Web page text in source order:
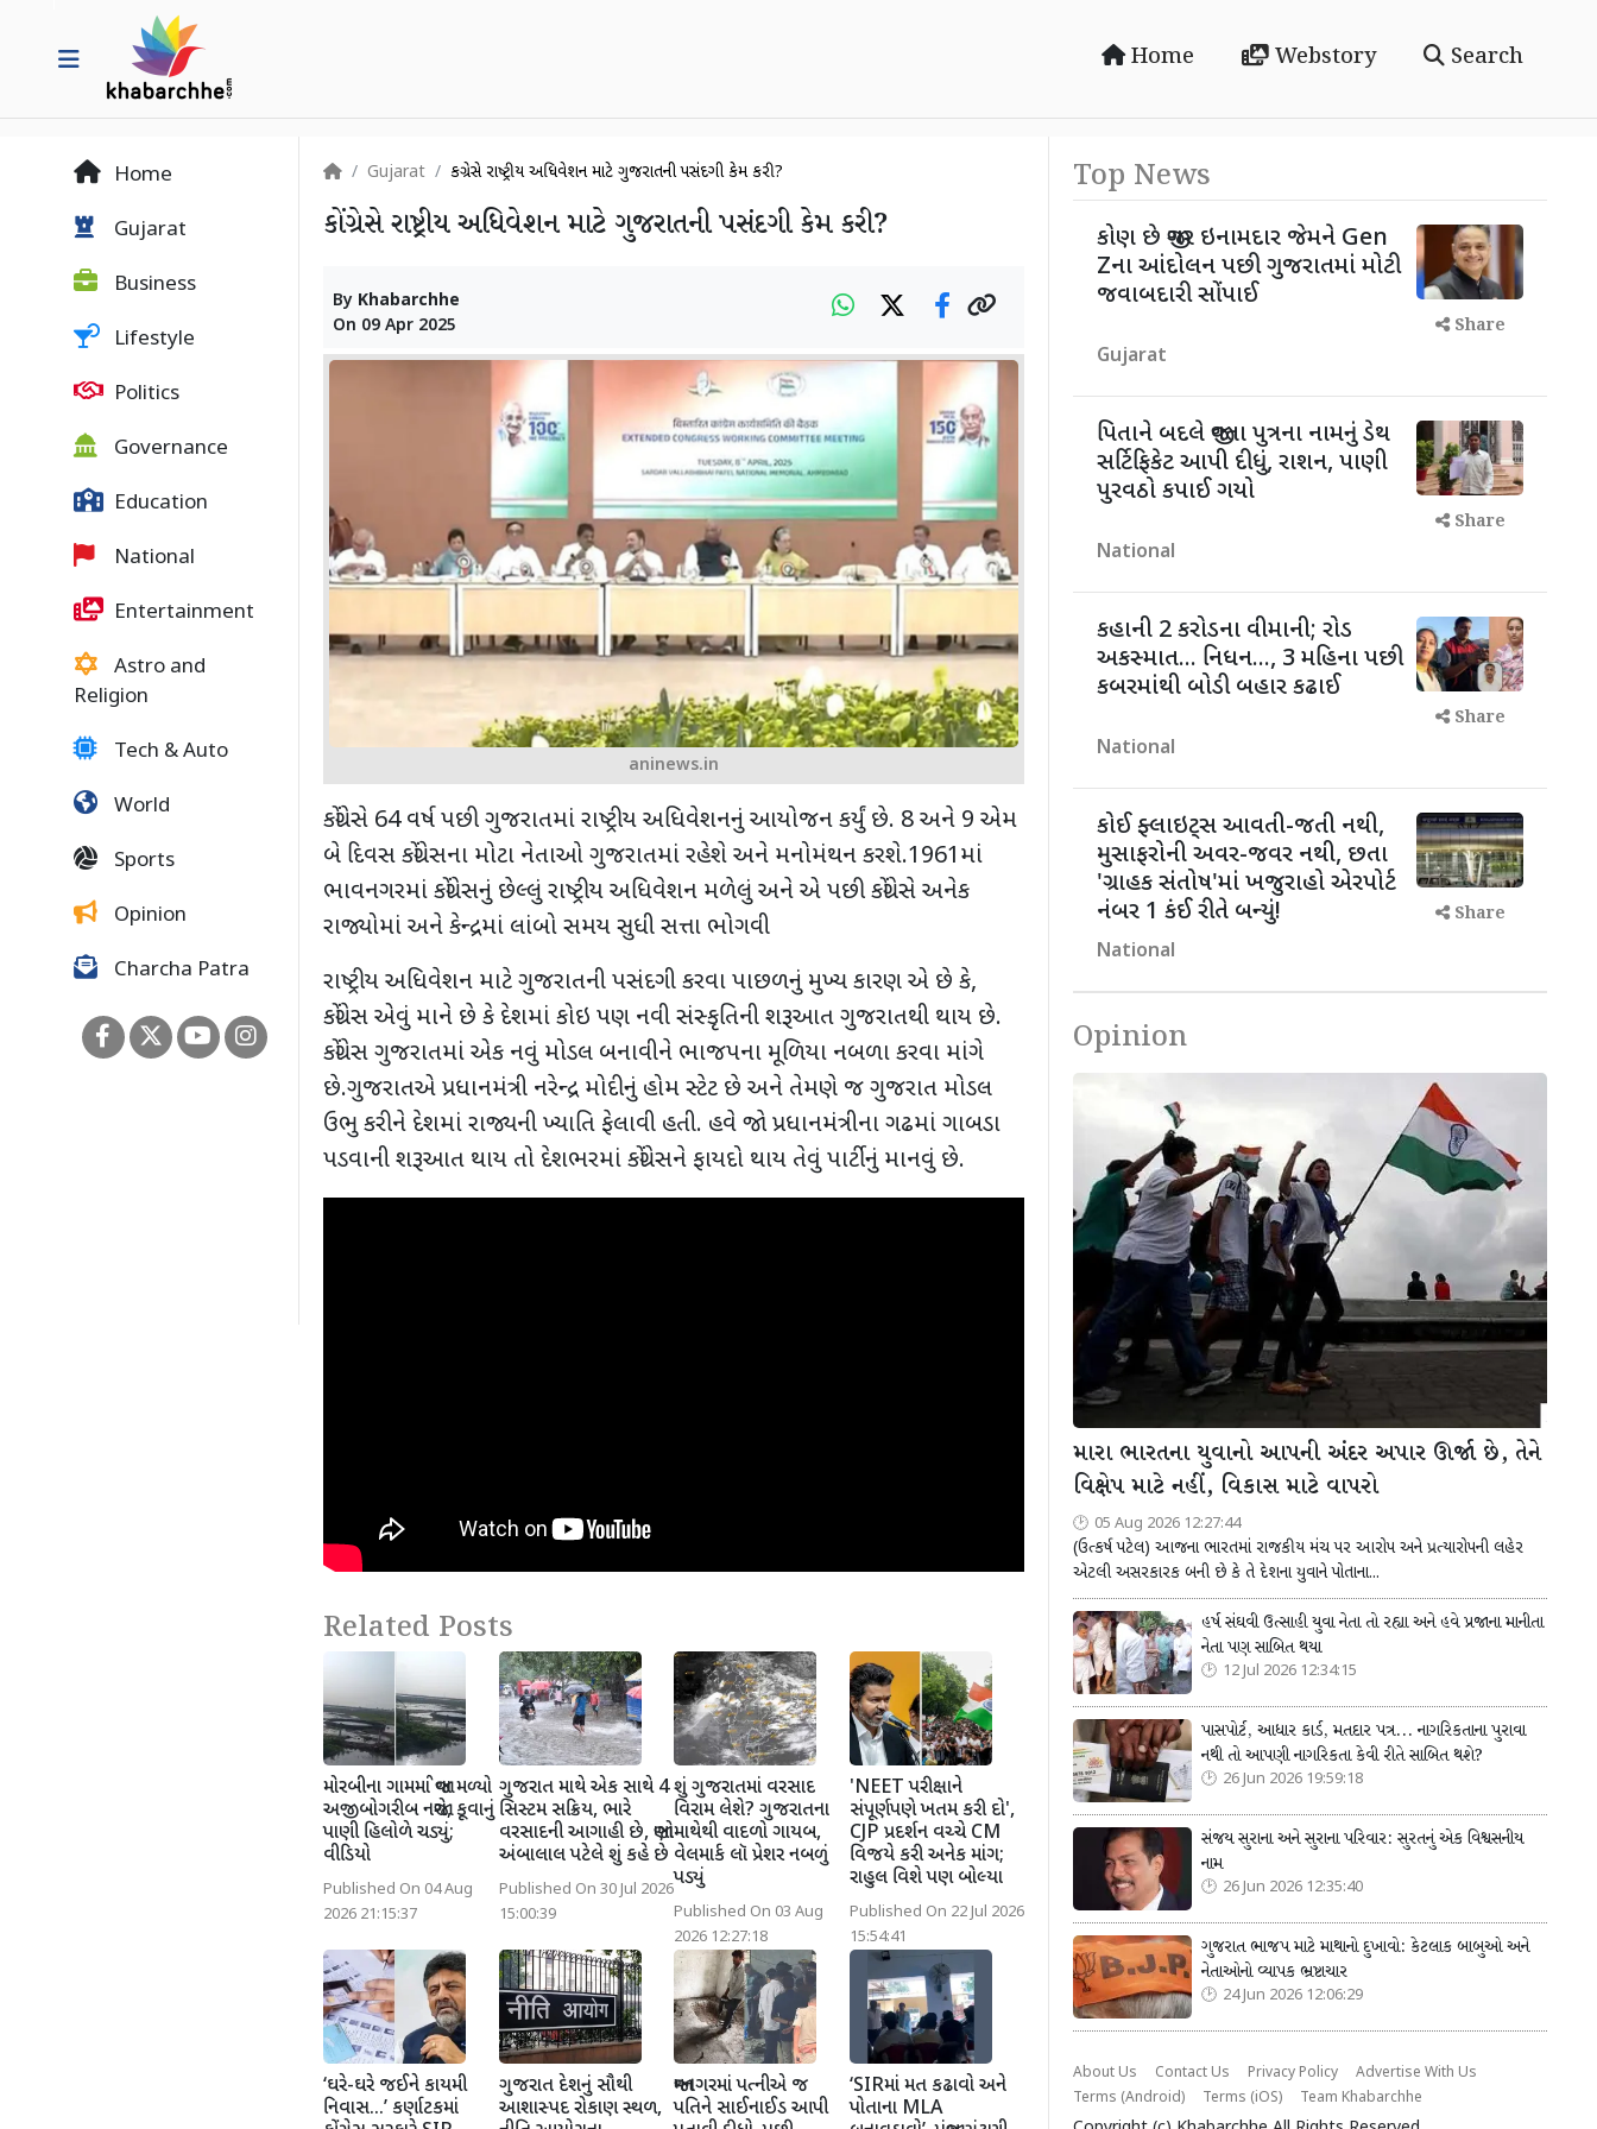
Home Webstory Search
Home
Gujarat
Business
Lifestyle
Politics
Governance
Education
National
Entertainment
Astro and
Religion
Tech & Auto
World
Sports
Opinion
Charcha Patra
Gujarat કોંગ્રેસે રાષ્ટ્રીય અધિવેશન માટે ગુજરાતની પસંદગી કેમ કરી?
કોંગ્રેસે રાષ્ટ્રીય અધિવેશન માટે ગુજરાતની પસંદગી કેમ કરી?
By Khabarchhe
On 09 Apr 2025
aninews.in
કોંગ્રેસે 64 વર્ષ પછી ગુજરાતમાં રાષ્ટ્રીય અધિવેશનનું આયોજન કર્યું છે. 8 અને 9 એમ
બે દિવસ કોંગ્રેસના મોટા નેતાઓ ગુજરાતમાં રહેશે અને મનોમંથન કરશે.1961માં
ભાવનગરમાં કોંગ્રેસનું છેલ્લું રાષ્ટ્રીય અધિવેશન મળેલું અને એ પછી કોંગ્રેસે અનેક
રાજ્યોમાં અને કેન્દ્રમાં લાંબો સમય સુધી સત્તા ભોગવી
રાષ્ટ્રીય અધિવેશન માટે ગુજરાતની પસંદગી કરવા પાછળનું મુખ્ય કારણ એ છે કે,
કોંગ્રેસ એવું માને છે કે દેશમાં કોઇ પણ નવી સંસ્કૃતિની શરૂઆત ગુજરાતથી થાય છે.
કોંગ્રેસ ગુજરાતમાં એક નવું મોડલ બનાવીને ભાજપના મૂળિયા નબળા કરવા માંગે
છે.ગુજરાતએ પ્રધાનમંત્રી નરેન્દ્ર મોદીનું હોમ સ્ટેટ છે અને તેમણે જ ગુજરાત મોડલ
ઉભુ કરીને દેશમાં રાજ્યની ખ્યાતિ ફેલાવી હતી. હવે જો પ્રધાનમંત્રીના ગઢમાં ગાબડા
પડવાની શરૂઆત થાય તો દેશભરમાં કોંગ્રેસને ફાયદો થાય તેવું પાર્ટીનું માનવું છે.
Related Posts
મોરબીના ગામમાં જોવા મળ્યો
અજીબોગરીબ નજારો, કૂવાનું
પાણી હિલોળે ચડ્યું;
વીડિયો
Published On 04 Aug
2026 21:15:37
ગુજરાત માથે એક સાથે 4
સિસ્ટમ સક્રિય, ભારે
વરસાદની આગાહી છે, જાણો
અંબાલાલ પટેલે શું કહે છે
Published On 30 Jul 2026
15:00:39
શું ગુજરાતમાં વરસાદ
વિરામ લેશે? ગુજરાતના
માથેથી વાદળો ગાયબ,
વેલમાર્ક લૉ પ્રેશર નબળું
પડ્યું
Published On 03 Aug
2026 12:27:18
'NEET પરીક્ષાને
સંપૂર્ણપણે ખતમ કરી દો',
CJP પ્રદર્શન વચ્ચે CM
વિજયે કરી અનેક માંગ;
રાહુલ વિશે પણ બોલ્યા
Published On 22 Jul 2026
15:54:41
‘ઘરે-ઘરે જઈને કાયમી
નિવાસ...’ કર્ણાટકમાં
ગુજરાત દેશનું સૌથી
આશાસ્પદ રોકાણ સ્થળ,
જામનગરમાં પત્નીએ જ
પતિને સાઈનાઈડ આપી
‘SIRમાં મત કઢાવો અને
પોતાના MLA
Top News
કોણ છે જીગર ઇનામદાર જેમને Gen
Zના આંદોલન પછી ગુજરાતમાં મોટી
જવાબદારી સોંપાઈ
Gujarat
Share
પિતાને બદલે જીવતા પુત્રના નામનું ડેથ
સર્ટિફિકેટ આપી દીધું, રાશન, પાણી
પુરવઠો કપાઈ ગયો
National
Share
કહાની 2 કરોડના વીમાની; રોડ
અકસ્માત... નિધન..., 3 મહિના પછી
કબરમાંથી બોડી બહાર કઢાઈ
National
Share
કોઈ ફ્લાઇટ્સ આવતી-જતી નથી,
મુસાફરોની અવર-જવર નથી, છતા
'ગ્રાહક સંતોષ'માં ખજુરાહો એરપોર્ટ
નંબર 1 કંઈ રીતે બન્યું!
National
Share
Opinion
મારા ભારતના યુવાનો આપની અંદર અપાર ઊર્જા છે, તેને
વિક્ષેપ માટે નહીં, વિકાસ માટે વાપરો
05 Aug 2026 12:27:44
(ઉત્કર્ષ પટેલ) આજના ભારતમાં રાજકીય મંચ પર આરોપ અને પ્રત્યારોપની લહેર
એટલી અસરકારક બની છે કે તે દેશના યુવાને પોતાના...
હર્ષ સંઘવી ઉત્સાહી યુવા નેતા તો રહ્યા અને હવે પ્રજાના માનીતા
નેતા પણ સાબિત થયા
12 Jul 2026 12:34:15
પાસપોર્ટ, આધાર કાર્ડ, મતદાર પત્ર... નાગરિકતાના પુરાવા
નથી તો આપણી નાગરિકતા કેવી રીતે સાબિત થશે?
26 Jun 2026 19:59:18
સંજય સુરાના અને સુરાના પરિવાર: સુરતનું એક વિશ્વસનીય
નામ
26 Jun 2026 12:35:40
ગુજરાત ભાજપ માટે માથાનો દુખાવો: કેટલાક બાબુઓ અને
નેતાઓનો વ્યાપક ભ્રષ્ટાચાર
24 Jun 2026 12:06:29
About Us Contact Us Privacy Policy
Advertise With Us
Terms (Android)
Terms (iOS) Team Khabarchhe